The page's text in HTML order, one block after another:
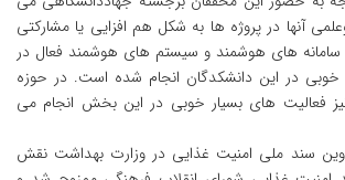
آنها در پروژه ها به شکل هم افزایی یا مشارکتی
سامانه های هوشمند و سیستم های هوشمند فعال در
در این دانشکدگان انجام شده است. در حوزه
فعالیت های بسیار خوبی در این بخش انجام می
سند ملی امنیت غذایی در وزارت بهداشت نقش